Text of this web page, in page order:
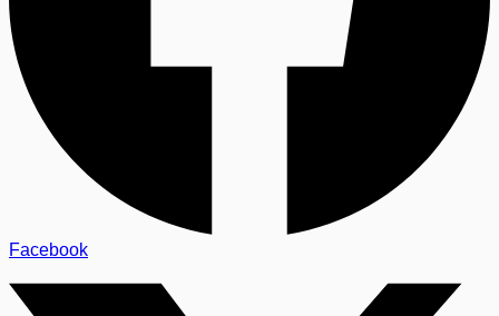
Facebook